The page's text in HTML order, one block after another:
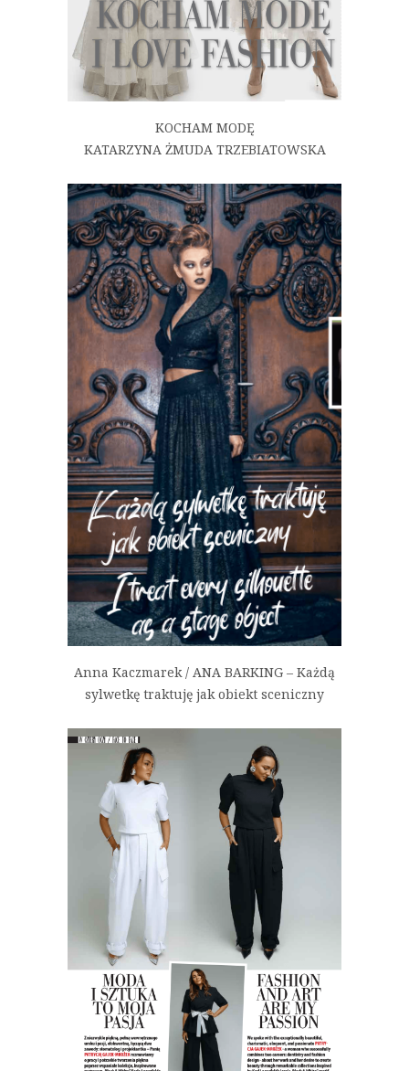
KOCHAM MODĘ
KATARZYNA ŻMUDA TRZEBIATOWSKA
Anna Kaczmarek / ANA BARKING – Każdą
sylwetkę traktuję jak obiekt sceniczny